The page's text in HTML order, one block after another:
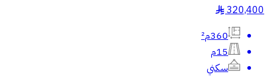
320,400
§
360م²
15م
سكني